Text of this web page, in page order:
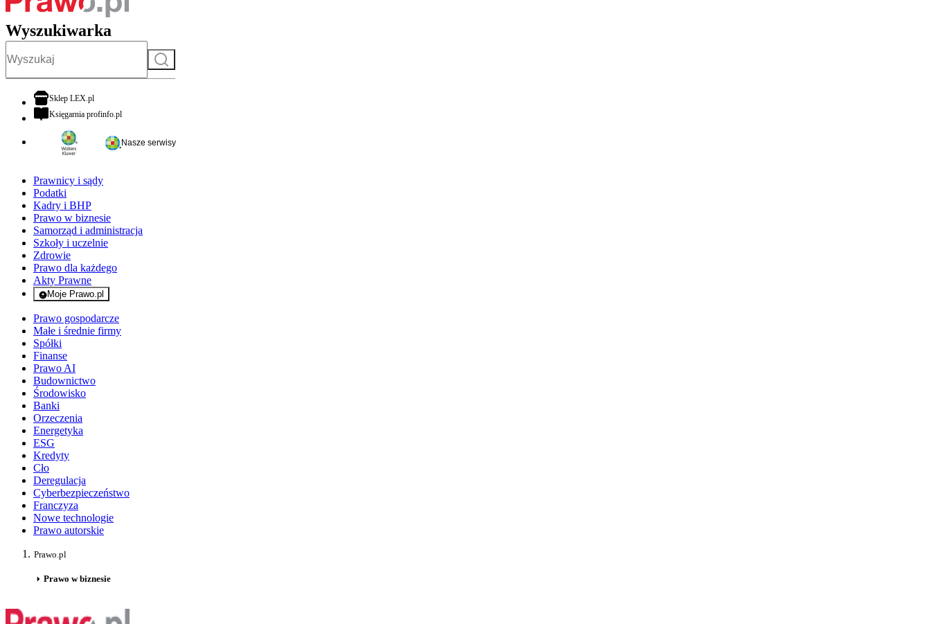
Wyszukiwarka
Szukaj
Sklep LEX.plotwiera się w nowej karcie
Księgarnia profinfo.plotwiera się w nowej karcie
Nasze serwisy
Prawnicy i sądy
Podatki
Kadry i BHP
Prawo w biznesie
Samorząd i administracja
Szkoły i uczelnie
Zdrowie
Prawo dla każdego
Akty Prawne
Moje Prawo.pl
- rejestracja i logowanie do serwisu
Prawo gospodarcze
Małe i średnie firmy
Spółki
Finanse
Prawo AI
Budownictwo
Środowisko
Banki
Orzeczenia
Energetyka
ESG
Kredyty
Cło
Deregulacja
Cyberbezpieczeństwo
Franczyza
Nowe technologie
Prawo autorskie
Prawo.pl
Prawo w biznesie